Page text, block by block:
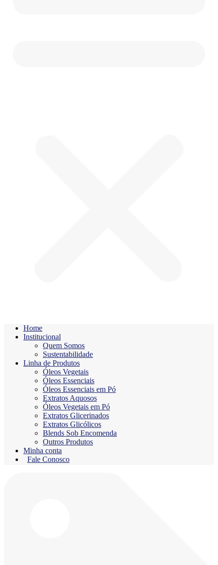
Home
Institucional
Quem Somos
Sustentabilidade
Linha de Produtos
Óleos Vegetais
Óleos Essenciais
Óleos Essenciais em Pó
Extratos Aquosos
Óleos Vegetais em Pó
Extratos Glicerinados
Extratos Glicólicos
Blends Sob Encomenda
Outros Produtos
Minha conta
Fale Conosco